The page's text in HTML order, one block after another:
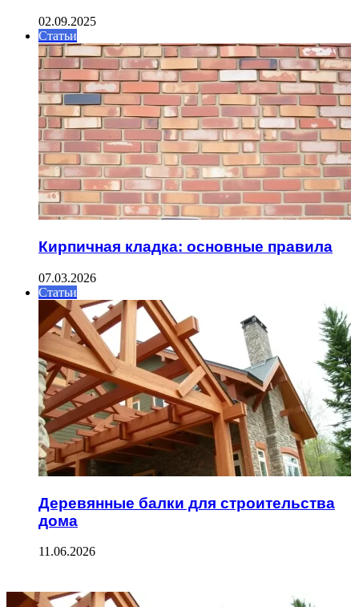
02.09.2025
Статьи
Кирпичная кладка: основные правила
07.03.2026
Статьи
Деревянные балки для строительства
дома
11.06.2026